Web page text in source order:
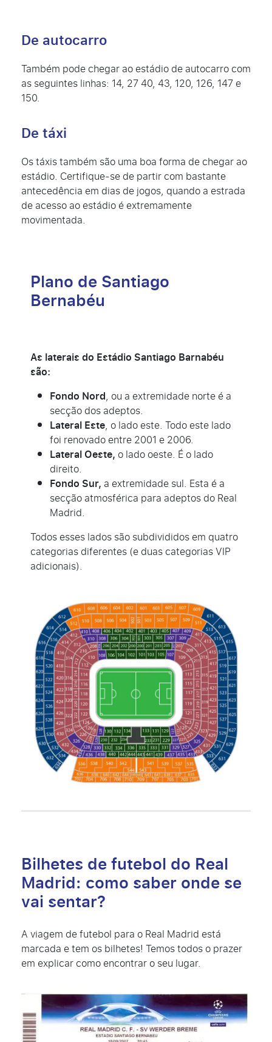
De autocarro
Também pode chegar ao estádio de autocarro com
as seguintes linhas: 14, 27 40, 43, 120, 126, 147 e
150.
De táxi
Os táxis também são uma boa forma de chegar ao
estádio. Certifique-se de partir com bastante
antecedência em dias de jogos, quando a estrada
de acesso ao estádio é extremamente
movimentada.
Plano de Santiago
Bernabéu
As laterais do Estádio Santiago Barnabéu
são:
Fondo Nord, ou a extremidade norte é a
secção dos adeptos.
Lateral Este, o lado este. Todo este lado
foi renovado entre 2001 e 2006.
Lateral Oeste, o lado oeste. É o lado
direito.
Fondo Sur,a extremidade sul. Esta é a
secção atmosférica para adeptos do Real
Madrid.
Todos esses lados são subdivididos em quatro
categorias diferentes (e duas categorias VIP
adicionais).
Bilhetes de futebol do Real
Madrid: como saber onde se
vai sentar?
A viagem de futebol para o Real Madrid está
marcada e tem os bilhetes! Temos todos o prazer
em explicar como encontrar o seu lugar.